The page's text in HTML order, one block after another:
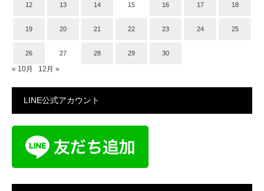
12 13 14 15 16 17 18
19 20 21 22 23 24 25
26 27 28 29 30
« 10月 12月 »
LINE公式アカウント